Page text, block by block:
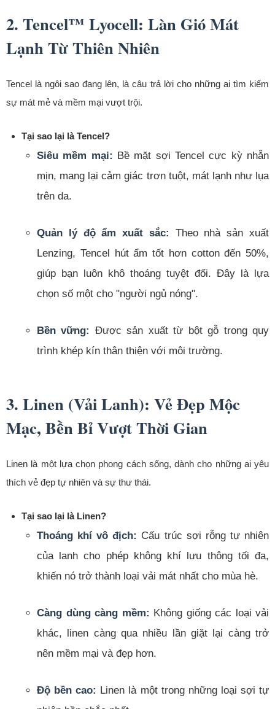
2. Tencel™ Lyocell: Làn Gió Mát
Lạnh Từ Thiên Nhiên
Tencel là ngôi sao đang lên, là câu trả lời cho những ai tìm kiếm
sự mát mẻ và mềm mại vượt trội.
Tại sao lại là Tencel?
Siêu mềm mại: Bề mặt sợi Tencel cực kỳ nhẵn
mịn, mang lại cảm giác trơn tuột, mát lạnh như lụa
trên da.
Quản lý độ ẩm xuất sắc: Theo nhà sản xuất
Lenzing, Tencel hút ẩm tốt hơn cotton đến 50%,
giúp bạn luôn khô thoáng tuyệt đối. Đây là lựa
chọn số một cho "người ngủ nóng".
Bền vững: Được sản xuất từ bột gỗ trong quy
trình khép kín thân thiện với môi trường.
3. Linen (Vải Lanh): Vẻ Đẹp Mộc
Mạc, Bền Bỉ Vượt Thời Gian
Linen là một lựa chọn phong cách sống, dành cho những ai yêu
thích vẻ đẹp tự nhiên và sự thư thái.
Tại sao lại là Linen?
Thoáng khí vô địch: Cấu trúc sợi rỗng tự nhiên
của lanh cho phép không khí lưu thông tối đa,
khiến nó trở thành loại vải mát nhất cho mùa hè.
Càng dùng càng mềm: Không giống các loại vải
khác, linen càng qua nhiều lần giặt lại càng trở
nên mềm mại và đẹp hơn.
Độ bền cao: Linen là một trong những loại sợi tự